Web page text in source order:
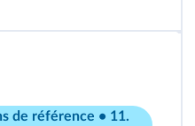
de référence • 11.